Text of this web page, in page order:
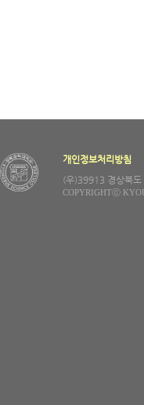
개인정보처리방침
(우)39913 경상북
COPYRIGHTⓒ